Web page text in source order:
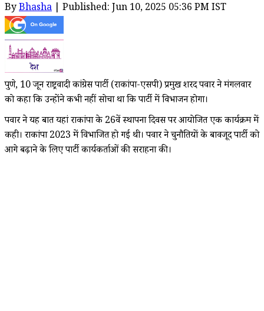
ByBhasha | Published: Jun 10, 2025 05:36 PM IST
पुणे, 10 जून राष्ट्रवादी कांग्रेस पार्टी (राकांपा-एसपी) प्रमुख शरद पवार ने मंगलवार
को कहा कि उन्होंने कभी नहीं सोचा था कि पार्टी में विभाजन होगा।
पवार ने यह बात यहां राकांपा के 26वें स्थापना दिवस पर आयोजित एक कार्यक्रम में
कही। राकांपा 2023 में विभाजित हो गई थी। पवार ने चुनौतियों के बावजूद पार्टी को
आगे बढ़ाने के लिए पार्टी कार्यकर्ताओं की सराहना की।